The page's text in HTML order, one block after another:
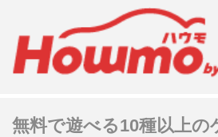
無料で遊べる10種以上の